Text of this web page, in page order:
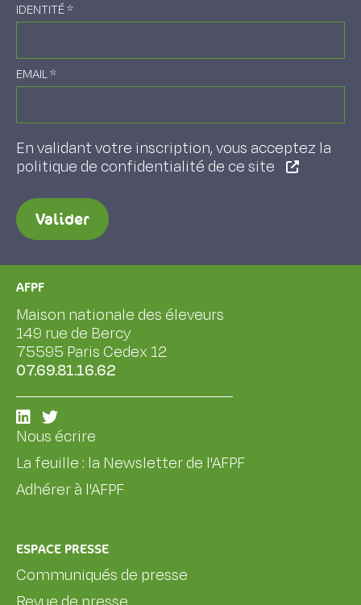
IDENTITÉ*
EMAIL*
En validant votre inscription, vous acceptez la
politique de confidentialité de ce site
Valider
AFPF
Maison nationale des éleveurs
149 rue de Bercy
75595 Paris Cedex 12
07.69.81.16.62
Nous écrire
La feuille : la Newsletter de l'AFPF
Adhérer à l'AFPF
ESPACE PRESSE
Communiqués de presse